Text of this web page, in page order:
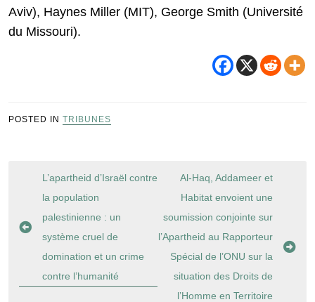
Aviv), Haynes Miller (MIT), George Smith (Université
du Missouri).
POSTED IN TRIBUNES
Navigation
l’article
L’apartheid d’Israël contre
la population
palestinienne : un
système cruel de
domination et un crime
contre l’humanité
Al-Haq, Addameer et
Habitat envoient une
soumission conjointe sur
l’Apartheid au Rapporteur
Spécial de l’ONU sur la
situation des Droits de
l’Homme en Territoire